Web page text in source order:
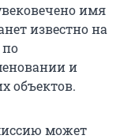
имя
известно на
и
объектов.
может